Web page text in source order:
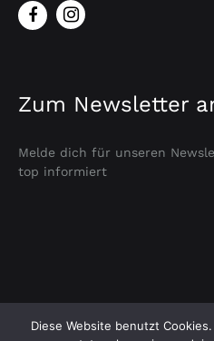
Zum Newsletter
Melde dich für unseren
top informiert
Diese Website benutzt